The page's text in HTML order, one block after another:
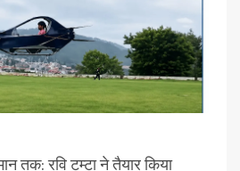
तक: रवि टम्टा ने तैयार किया